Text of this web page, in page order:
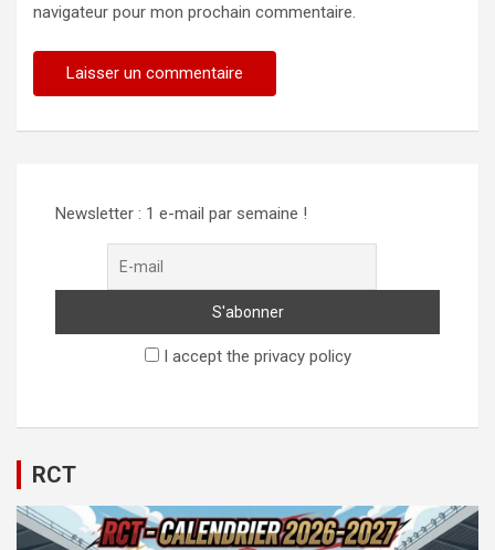
navigateur pour mon prochain commentaire.
Newsletter : 1 e-mail par semaine !
I accept the privacy policy
RCT